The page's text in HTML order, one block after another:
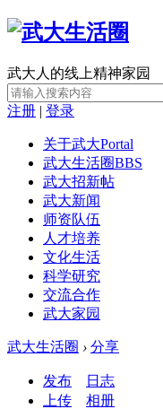
武大人的线上精神家园
注册 | 登录
关于武大Portal
武大生活圈BBS
武大招新帖
武大新闻
师资队伍
人才培养
文化生活
科学研究
交流合作
武大家园
武大生活圈 › 分享
发布
日志
上传
相册